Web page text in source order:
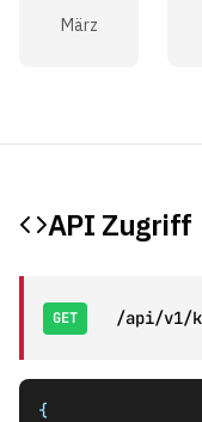
März
API Zugriff
GET /api/v1/
{